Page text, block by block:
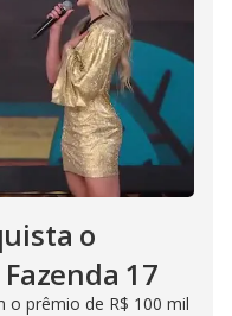
o
17
o prêmio de R$ 100 mil